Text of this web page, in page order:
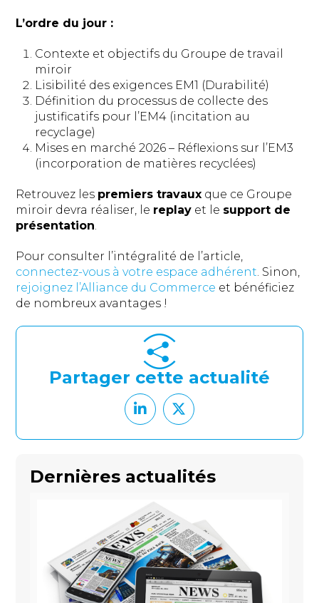
L’ordre du jour :
Contexte et objectifs du Groupe de travail
miroir
Lisibilité des exigences EM1 (Durabilité)
Définition du processus de collecte des
justificatifs pour l’EM4 (incitation au
recyclage)
Mises en marché 2026 – Réflexions sur l’EM3
(incorporation de matières recyclées)
Retrouvez les premiers travaux que ce Groupe
miroir devra réaliser, le replay et le support de
présentation
Pour consulter l’intégralité de l’article,
connectez-vous à votre espace adhérent . Sinon,
rejoignez l’Alliance du Commerce et bénéficiez
de nombreux avantages !
Partager cette actualité
Dernières actualités